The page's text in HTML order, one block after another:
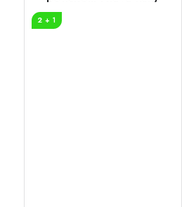
2 + 1